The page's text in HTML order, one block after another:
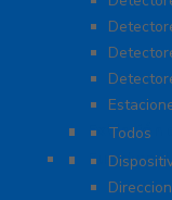
Extinción
Todos
Fuentes